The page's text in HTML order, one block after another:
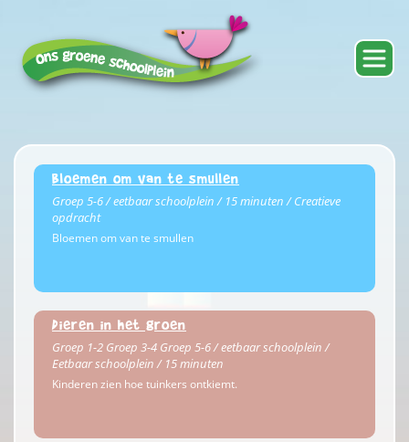
Bloemen om van te smullen
Groep 5-6 / eetbaar schoolplein / 15 minuten / Creatieve
opdracht
Bloemen om van te smullen
Dieren in het groen
Groep 1-2 Groep 3-4 Groep 5-6 / eetbaar schoolplein /
Eetbaar schoolplein / 15 minuten
Kinderen zien hoe tuinkers ontkiemt.